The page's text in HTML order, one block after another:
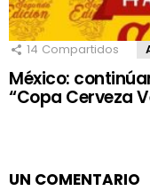
14 Compartidos
México:
“Copa Cerveza
UN COMENTARIO